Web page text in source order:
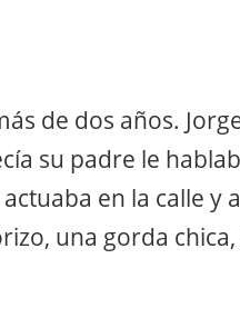
de dos años.
su padre le
en la calle y
una gorda